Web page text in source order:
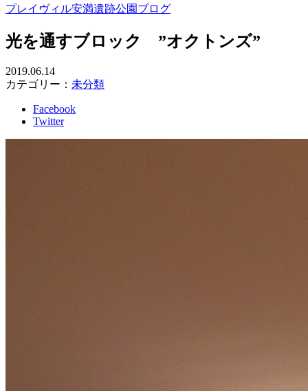
プレイヴィル安満遺跡公園ブログ
光を通すブロック ”オクトンズ”
2019.06.14
カテゴリー： 未分類
Facebook
Twitter